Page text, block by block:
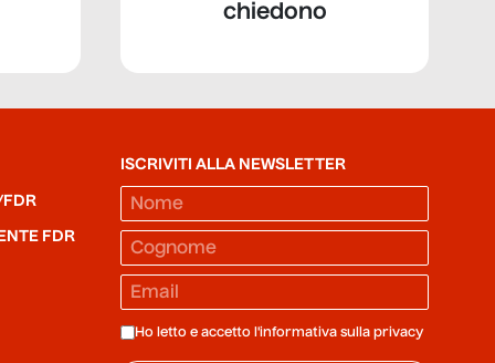
chiedono
FDR
FDR
ISCRIVITI ALLA NEWSLETTER
Ho letto e accetto l'informativa sulla privacy